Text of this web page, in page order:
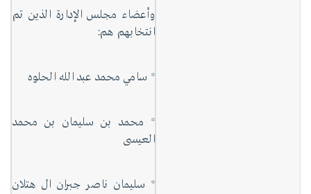
وأعضاء مجلس الإدارة الذين تم
انتخابهم هم:
* سامي محمد عبد الله الحلوه
* محمد بن سليمان بن محمد
العيسى
* سليمان ناصر جبران ال هتلان